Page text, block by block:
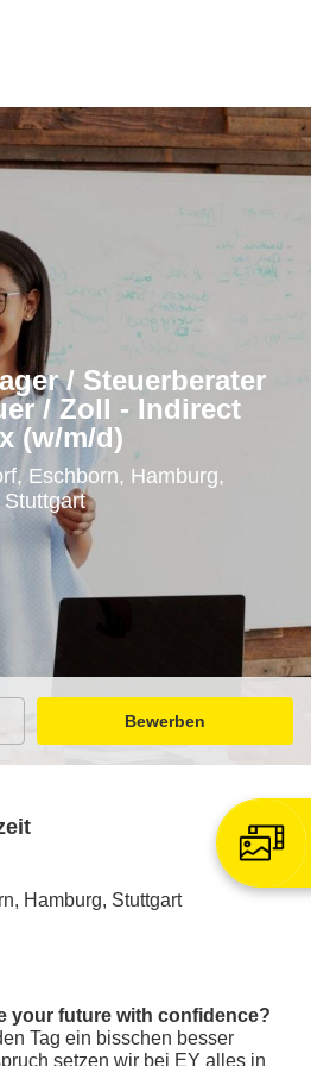
Spotlight
Podcast
/ Steuerberater
/ Zoll - Indirect
(w/m/d)
Eschborn, Hamburg,
Stuttgart
Bewerben
Hamburg, Stuttgart
your future with confidence?
Tag ein bisschen besser
setzen wir bei EY alles in